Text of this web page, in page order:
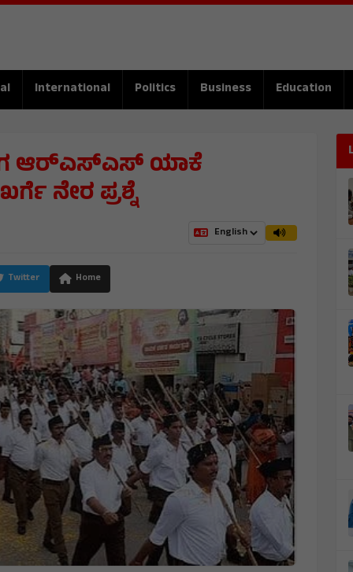
International Politics Business Education
ಆರ್‌ಎಸ್‌ಎಸ್ ಯಾಕೆ
ನೇರ ಪ್ರಶ್ನೆ
Twitter Home